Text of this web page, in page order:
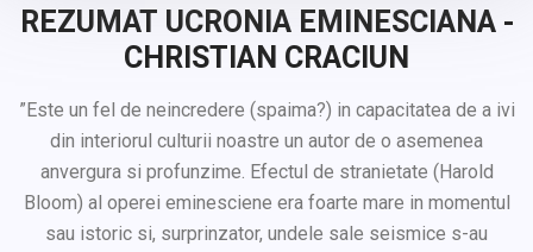
REZUMAT UCRONIA EMINESCIANA -
CHRISTIAN CRACIUN
”Este un fel de neincredere (spaima?) in capacitatea de a ivi
din interiorul culturii noastre un autor de o asemenea
anvergura si profunzime. Efectul de stranietate (Harold
Bloom) al operei eminesciene era foarte mare in momentul
sau istoric si, surprinzator, undele sale seismice s-au